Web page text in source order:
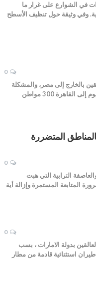
في الشوارع على غرار ما
وفي وثيقة حول تنظيف الأسطح
0
بالخارج إلى مصر، والمشكلة
من دولة رئيس مجلس الوزراء ووزراء الهجرة والخارجية والصحة والطيران، فقد وصل اليوم إلى القاهرة 300 مواطن
المتضررة
0
الترابية التي هبت
المتابعة المستمرة وإزالة أية
0
. متابعة - حماده مبارك عودة 270 مصرى من العالقين بدولة الامارات ، بسب
مطار مرسى علم الدولي، مساء اليوم السبت 2020/5/16، رحلة طيران استثنائية قادمة من مطار